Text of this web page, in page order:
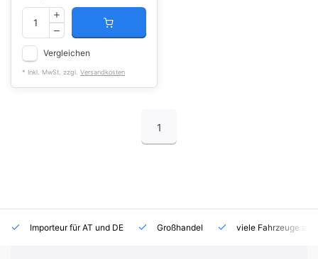
Vergleichen
* Inkl. MwSt. zzgl. Versandkosten
1
Importeur für AT und DE Großhandel viele Fahrzeuge auf